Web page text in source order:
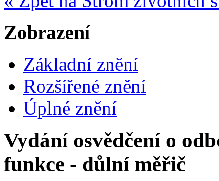
Zobrazení
Základní znění
Rozšířené znění
Úplné znění
Vydání osvědčení o
funkce - důlní měřič